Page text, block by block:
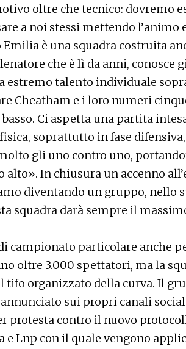
oltre che tecnico: dovremo
a noi stessi mettendo l’animo
Emilia è una squadra costruita
che è lì da anni, conosce
estremo talento individuale
Cheatham e i loro numeri
Ci aspetta una partita
soprattutto in fase
gli uno contro uno,
alto». In chiusura un accenno
diventando un gruppo, nello
squadra darà sempre il
campionato particolare anche
oltre 3.000 spettatori, ma la
tifo organizzato della curva. Il
annunciato sui propri canali
protesta contro il nuovo
e Lnp con il quale vengono